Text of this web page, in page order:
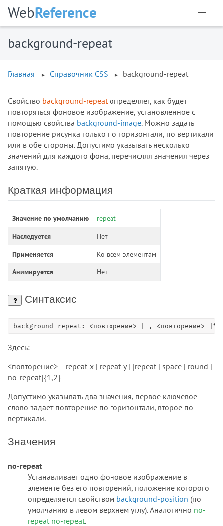
WebReference
background-repeat
Главная Справочник CSS background-repeat
Свойство background-repeat определяет, как будет
повторяться фоновое изображение, установленное с
помощью свойства background-image. Можно задать
повторение рисунка только по горизонтали, по вертикали
или в обе стороны. Допустимо указывать несколько
значений для каждого фона, перечисляя значения через
запятую.
Краткая информация
Значение по умолчанию
repeat
Наследуется
Нет
Применяется
Ко всем элементам
Анимируется
Нет
Синтаксис
background-repeat: <повторение> [ , <повторение> ]*
Здесь:
<повторение> = repeat-x | repeat-y | [repeat | space | round |
no-repeat]{1,2}
Допустимо указывать два значения, первое ключевое
слово задаёт повторение по горизонтали, второе по
вертикали.
Значения
no-repeat
Устанавливает одно фоновое изображение в
элементе без его повторений, положение которого
определяется свойством background-position (по
умолчанию в левом верхнем углу). Аналогично no-
repeat no-repeat.